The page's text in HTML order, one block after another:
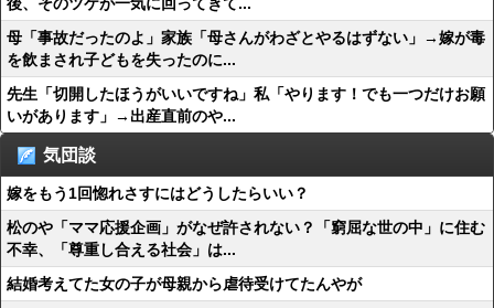
母「事故だったのよ」家族「母さんがわざとやるはずない」→嫁が毒
を飲まされ子どもを失ったのに...
先生「切開したほうがいいですね」私「やります！でも一つだけお願
いがあります」→出産直前のや...
気団談
嫁をもう1回惚れさすにはどうしたらいい？
松のや「ママ応援企画」がなぜ許されない？「窮屈な世の中」に住む
不幸、「尊重し合える社会」は...
結婚考えてた女の子が母親から虐待受けてたんやが